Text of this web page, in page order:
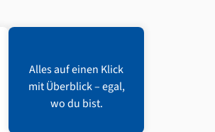
Alles auf einen Klick
mit Überblick – egal,
wo du bist.